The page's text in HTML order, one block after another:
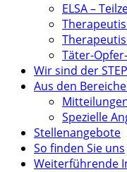
ELSA –
Täter-
Wir sind der
Aus den
Spezielle
Stellenangebote
So finden Sie uns
Weiterführende